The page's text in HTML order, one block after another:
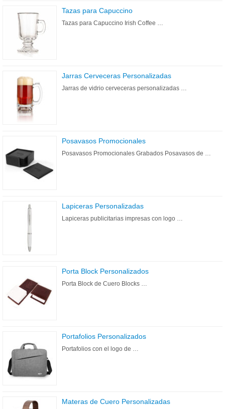
Tazas para Capuccino
Tazas para Capuccino Irish Coffee …
Jarras Cerveceras Personalizadas
Jarras de vidrio cerveceras personalizadas …
Posavasos Promocionales
Posavasos Promocionales Grabados Posavasos de …
Lapiceras Personalizadas
Lapiceras publicitarias impresas con logo …
Porta Block Personalizados
Porta Block de Cuero Blocks …
Portafolios Personalizados
Portafolios con el logo de …
Materas de Cuero Personalizadas